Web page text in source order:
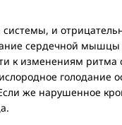
и
сердечной
к изменениям
голодание
же нарушенное